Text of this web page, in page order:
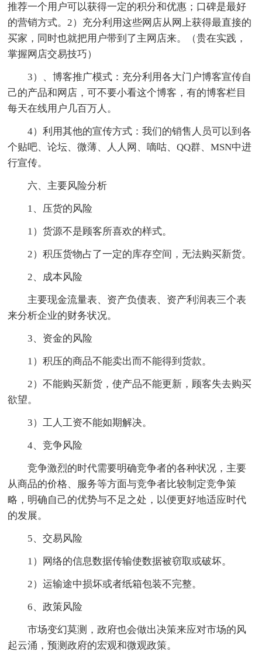
推荐一个用户可以获得一定的积分和优惠；口碑是最好
的营销方式。2）充分利用这些网店从网上获得最直接的
买家，同时也就把用户带到了主网店来。（贵在实践，
掌握网店交易技巧）
3）、博客推广模式：充分利用各大门户博客宣传自
己的产品和网店，可不要小看这个博客，有的博客栏目
每天在线用户几百万人。
4）利用其他的宣传方式：我们的销售人员可以到各
个贴吧、论坛、微薄、人人网、嘀咕、QQ群、MSN中进
行宣传。
六、主要风险分析
1、压货的风险
1）货源不是顾客所喜欢的样式。
2）积压货物占了一定的库存空间，无法购买新货。
2、成本风险
主要现金流量表、资产负债表、资产利润表三个表
来分析企业的财务状况。
3、资金的风险
1）积压的商品不能卖出而不能得到货款。
2）不能购买新货，使产品不能更新，顾客失去购买
欲望。
3）工人工资不能如期解决。
4、竞争风险
竞争激烈的时代需要明确竞争者的各种状况，主要
从商品的价格、服务等方面与竞争者比较制定竞争策
略，明确自己的优势与不足之处，以便更好地适应时代
的发展。
5、交易风险
1）网络的信息数据传输使数据被窃取或破坏。
2）运输途中损坏或者纸箱包装不完整。
6、政策风险
市场变幻莫测，政府也会做出决策来应对市场的风
起云涌，预测政府的宏观和微观政策。